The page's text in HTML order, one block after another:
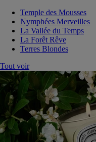
Temple des Mousses
Nymphées Merveilles
La Vallée du Temps
La Forêt Rêve
Terres Blondes
Tout voir